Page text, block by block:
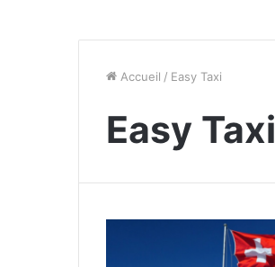
Accueil / Easy Taxi
Easy Taxi